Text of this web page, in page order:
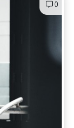
0